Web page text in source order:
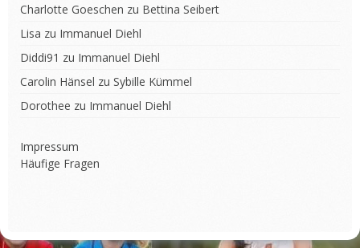
Charlotte Goeschen zu Bettina Seibert
Lisa zu Immanuel Diehl
Diddi91 zu Immanuel Diehl
Carolin Hänsel zu Sybille Kümmel
Dorothee zu Immanuel Diehl
Impressum
Häufige Fragen